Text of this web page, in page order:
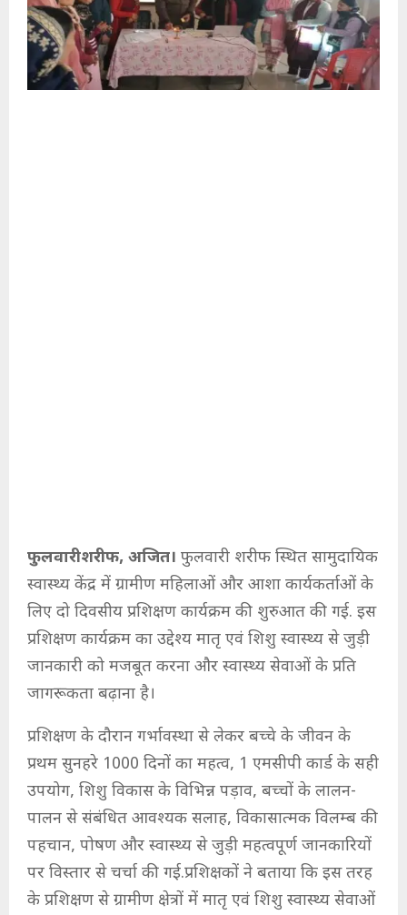
फुलवारीशरीफ, अजित। फुलवारी शरीफ स्थित सामुदायिक
स्वास्थ्य केंद्र में ग्रामीण महिलाओं और आशा कार्यकर्ताओं के
लिए दो दिवसीय प्रशिक्षण कार्यक्रम की शुरुआत की गई. इस
प्रशिक्षण कार्यक्रम का उद्देश्य मातृ एवं शिशु स्वास्थ्य से जुड़ी
जानकारी को मजबूत करना और स्वास्थ्य सेवाओं के प्रति
जागरूकता बढ़ाना है।
प्रशिक्षण के दौरान गर्भावस्था से लेकर बच्चे के जीवन के
प्रथम सुनहरे 1000 दिनों का महत्व, 1 एमसीपी कार्ड के सही
उपयोग, शिशु विकास के विभिन्न पड़ाव, बच्चों के लालन-
पालन से संबंधित आवश्यक सलाह, विकासात्मक विलम्ब की
पहचान, पोषण और स्वास्थ्य से जुड़ी महत्वपूर्ण जानकारियों
पर विस्तार से चर्चा की गई.प्रशिक्षकों ने बताया कि इस तरह
के प्रशिक्षण से ग्रामीण क्षेत्रों में मातृ एवं शिशु स्वास्थ्य सेवाओं